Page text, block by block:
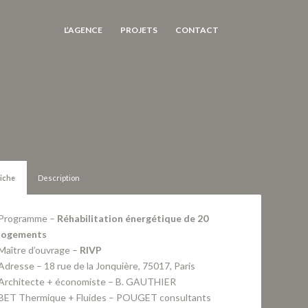
L’AGENCE PROJETS CONTACT
Description
– Réhabilitation énergétique de 20
d’ouvrage – RIVP
– 18 rue de la Jonquière, 75017, Paris
+ économiste – B. GAUTHIER
Thermique + Fluides – POUGET consultants